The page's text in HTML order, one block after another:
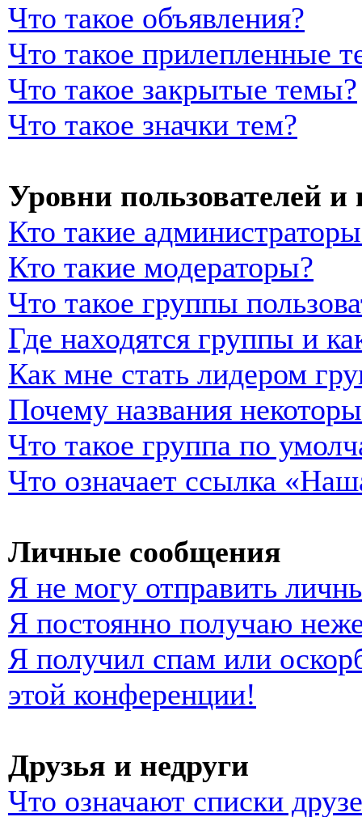
Что такое объявления?
Что такое прилепленные
Что такое закрытые темы?
Что такое значки тем?
Уровни пользователей
Кто такие
Кто такие модераторы?
Что такое группы
Где находятся группы и
Как мне стать лидером
Почему названия
Что такое группа по
Что означает ссылка
Личные сообщения
Я не могу отправить
Я постоянно получаю
Я получил спам или
этой конференции!
Друзья и недруги
Что означают списки